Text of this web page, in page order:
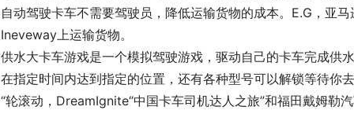
自动驾驶卡车不需要驾驶员，降低运输货物的成本。E.G，亚
Ineveway上运输货物。
供水大卡车游戏是一个模拟驾驶游戏，驱动自己的卡车完成供
在指定时间内达到指定的位置，还有各种型号可以解锁等待你去
“轮滚动，DreamIgnite“中国卡车司机达人之旅”和福田戴姆勒